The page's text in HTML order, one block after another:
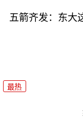
五箭齐发：东大
最热